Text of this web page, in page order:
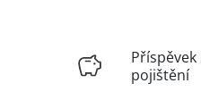
pojištění